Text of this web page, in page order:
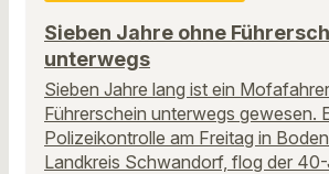
Sieben Jahre ohne
unterwegs
Sieben Jahre lang ist ein
Führerschein unterwegs gewesen.
Polizeikontrolle am Freitag in
Landkreis Schwandorf, flog der